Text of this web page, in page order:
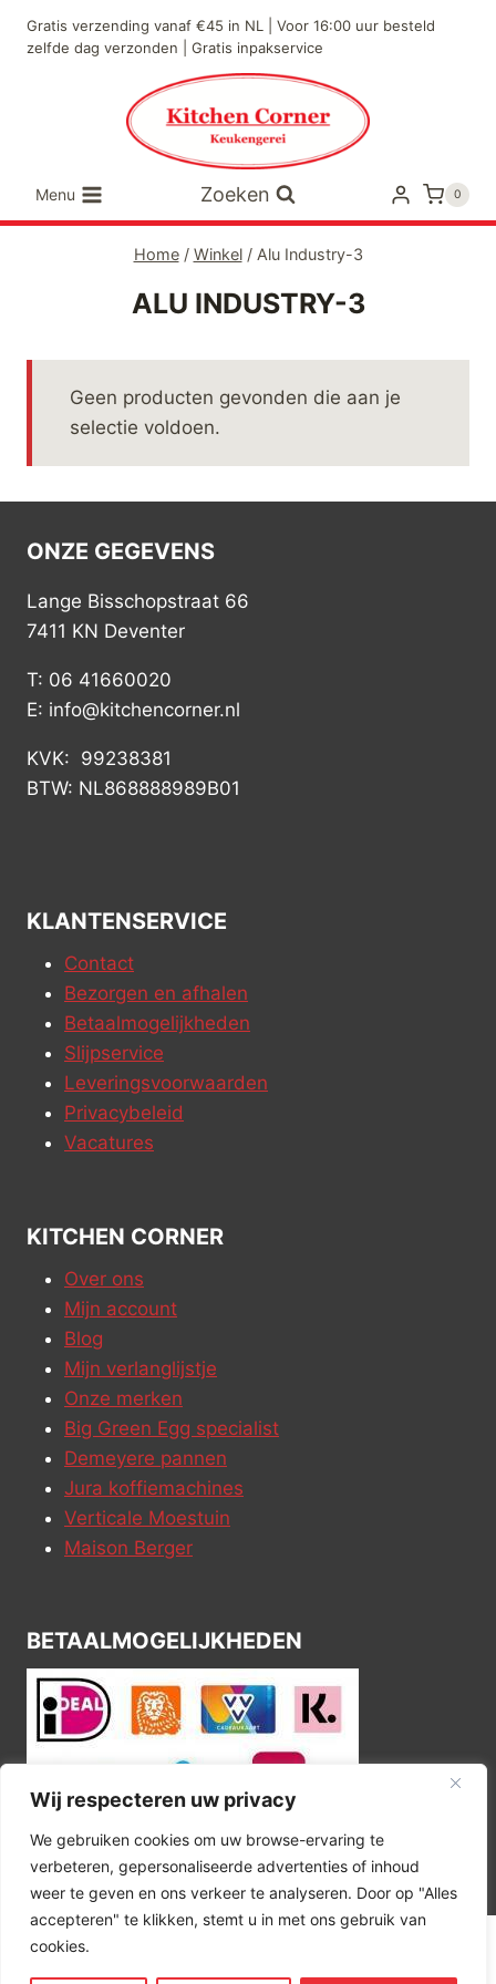
Wij respecteren uw privacy
We gebruiken cookies om uw browse-ervaring te
verbeteren, gepersonaliseerde advertenties of inhoud
weer te geven en ons verkeer te analyseren. Door op "Alles
accepteren" te klikken, stemt u in met ons gebruik van
cookies.
naar
Gratis verzending vanaf €45 in NL | Voor 16:00 uur besteld
zelfde dag verzonden | Gratis inpakservice
Menu Zoeken 0
Home / Winkel / Alu Industry-3
ALU INDUSTRY-3
Geen producten gevonden die aan je
selectie voldoen.
ONZE GEGEVENS
Lange Bisschopstraat 66
7411 KN Deventer
T: 06 41660020
E: info@kitchencorner.nl
KVK: 99238381
BTW: NL868888989B01
KLANTENSERVICE
Contact
Bezorgen en afhalen
Betaalmogelijkheden
Slijpservice
Leveringsvoorwaarden
Privacybeleid
Vacatures
KITCHEN CORNER
Over ons
Mijn account
Blog
Mijn verlanglijstje
Onze merken
Big Green Egg specialist
Demeyere pannen
Jura koffiemachines
Verticale Moestuin
Maison Berger
BETAALMOGELIJKHEDEN